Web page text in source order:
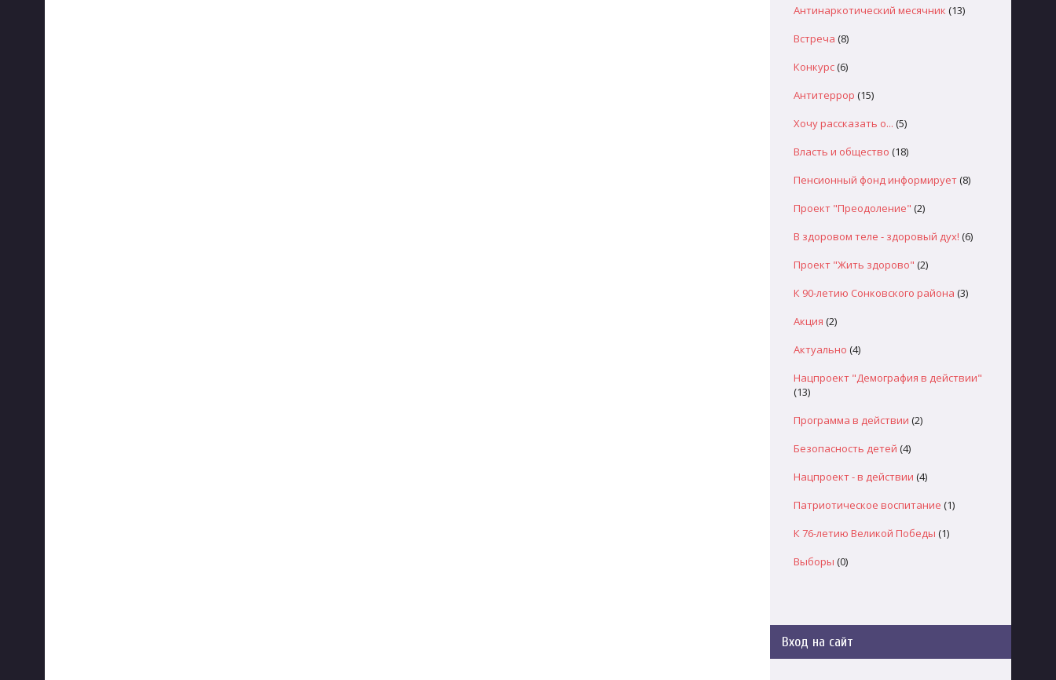
Антинаркотический месячник (13)
Встреча (8)
Конкурс(6)
Антитеррор (15)
Хочу рассказать о... (5)
Власть и общество (18)
Пенсионный фонд информирует(8)
Проект "Преодоление" (2)
В здоровом теле - здоровый дух! (6)
Проект "Жить здорово" (2)
К 90-летию Сонковского района (3)
Акция (2)
Актуально (4)
Нацпроект "Демография в действии"
(13)
Программа в действии (2)
Безопасность детей (4)
Нацпроект - в действии (4)
Патриотическое воспитание (1)
К 76-летию Великой Победы (1)
Выборы (0)
Вход на сайт